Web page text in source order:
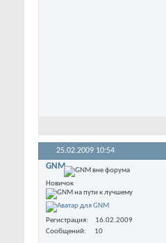
25.02.2009 10:54
GNM
Новичок
Регистрация
16.02.2009
Сообщений
10